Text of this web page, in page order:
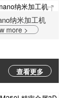
纳米加工机
more >
查看更多